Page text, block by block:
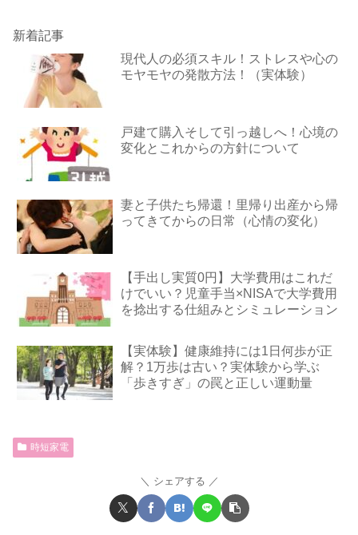
新着記事
現代人の必須スキル！ストレスや心の
モヤモヤの発散方法！（実体験）
戸建て購入そして引っ越しへ！心境の
変化とこれからの方針について
妻と子供たち帰還！里帰り出産から帰
ってきてからの日常（心情の変化）
【手出し実質0円】大学費用はこれだ
けでいい？児童手当×NISAで大学費用
を捻出する仕組みとシミュレーション
【実体験】健康維持には1日何歩が正
解？1万歩は古い？実体験から学ぶ
「歩きすぎ」の罠と正しい運動量
時短家電
シェアする